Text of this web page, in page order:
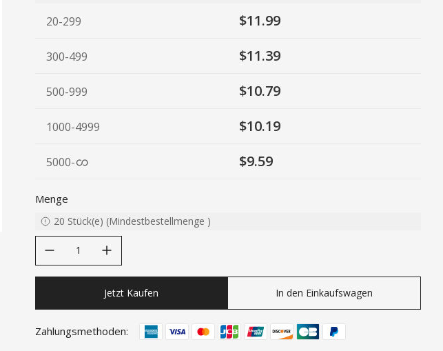
20-299 $11.99
300-499 $11.39
500-999 $10.79
1000-4999 $10.19
5000- $9.59
Menge
20 Stück(e) (Mindestbestellmenge )
Jetzt Kaufen In den Einkaufswagen
Zahlungsmethoden: